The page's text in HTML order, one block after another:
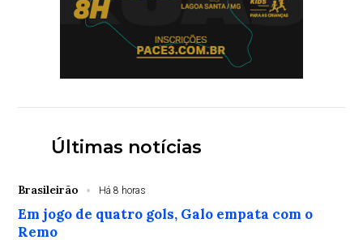
Últimas notícias
Brasileirão Há 8 horas
Em jogo de quatro gols, Galo empata com o
Remo